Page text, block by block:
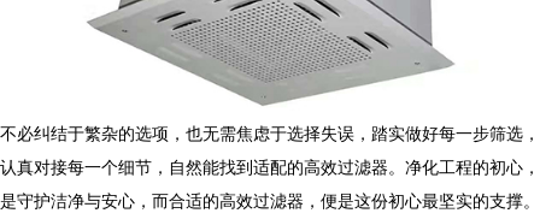
不必纠结于繁杂的选项，也无需焦虑于选择失误，踏实做好每一步筛选，
认真对接每一个细节，自然能找到适配的高效过滤器。净化工程的初心，
是守护洁净与安心，而合适的高效过滤器，便是这份初心最坚实的支撑。